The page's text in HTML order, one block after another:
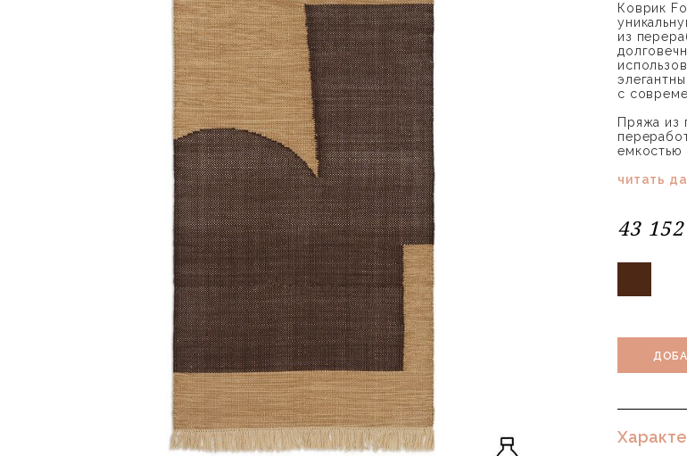
Коврик
из
с
Пряжа из
емкостью
читать
43